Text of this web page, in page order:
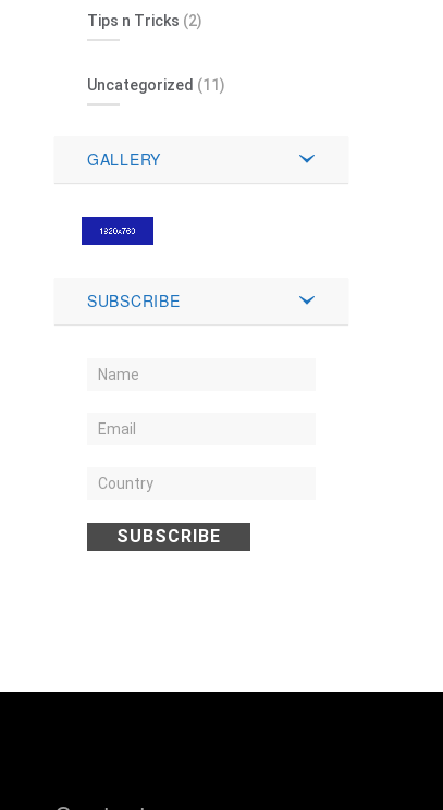
Tips n Tricks (2)
Uncategorized (11)
GALLERY
SUBSCRIBE
SUBSCRIBE